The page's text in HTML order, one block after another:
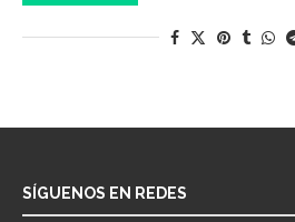
SÍGUENOS EN REDES